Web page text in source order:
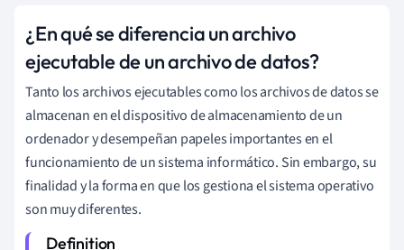
¿En qué se diferencia un archivo
ejecutable de un archivo de datos?
Tanto los archivos ejecutables como los archivos de datos se
almacenan en el dispositivo de almacenamiento de un
ordenador y desempeñan papeles importantes en el
funcionamiento de un sistema informático. Sin embargo, su
finalidad y la forma en que los gestiona el sistema operativo
son muy diferentes.